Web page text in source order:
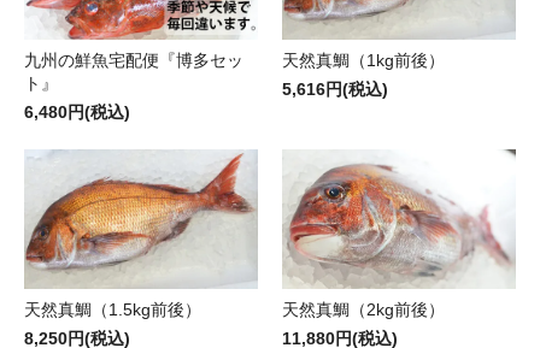
九州の鮮魚宅配便『博多セッ
ト』
6,480円(税込)
天然真鯛（1kg前後）
5,616円(税込)
天然真鯛（1.5kg前後）
8,250円(税込)
天然真鯛（2kg前後）
11,880円(税込)